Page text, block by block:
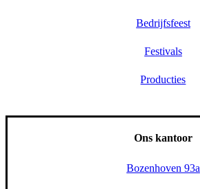
Bedrijfsfeest
Festivals
Producties
Ons kantoor
Bozenhoven 93a